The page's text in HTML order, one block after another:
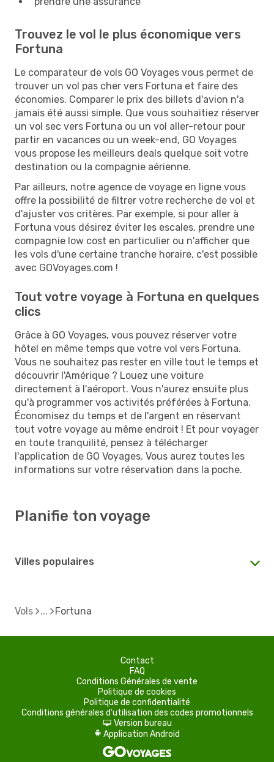
Trouvez le vol le plus économique vers
Fortuna
Le comparateur de vols GO Voyages vous permet de
trouver un vol pas cher vers Fortuna et faire des
économies. Comparer le prix des billets d'avion n'a
jamais été aussi simple. Que vous souhaitiez réserver
un vol sec vers Fortuna ou un vol aller-retour pour
partir en vacances ou un week-end, GO Voyages
vous propose les meilleurs deals quelque soit votre
destination ou la compagnie aérienne.
Par ailleurs, notre agence de voyage en ligne vous
offre la possibilité de filtrer votre recherche de vol et
d'ajuster vos critères. Par exemple, si pour aller à
Fortuna vous désirez éviter les escales, prendre une
compagnie low cost en particulier ou n'afficher que
les vols d'une certaine tranche horaire, c'est possible
avec GOVoyages.com !
Tout votre voyage à Fortuna en quelques
clics
Grâce à GO Voyages, vous pouvez réserver votre
hôtel en même temps que votre vol vers Fortuna.
Vous ne souhaitez pas rester en ville tout le temps et
découvrir l'Amérique ? Louez une voiture
directement à l'aéroport. Vous n'aurez ensuite plus
qu'à programmer vos activités préférées à Fortuna.
Économisez du temps et de l'argent en réservant
tout votre voyage au même endroit ! Et pour voyager
en toute tranquilité, pensez à télécharger
l'application de GO Voyages. Vous aurez toutes les
informations sur votre réservation dans la poche.
Planifie ton voyage
Villes populaires
Vols Fortuna
Contact
FAQ
Conditions Générales de vente
Politique de cookies
Politique de confidentialité
Conditions générales d'utilisation des codes promotionnels
d Version bureau
A Application Android